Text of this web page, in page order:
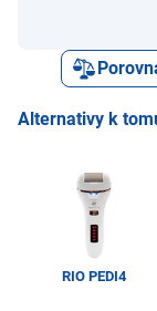
Alternativy k
RIO PEDI4